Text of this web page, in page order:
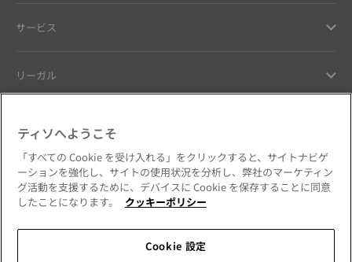
サービス
リーガル
お客様へのお約束
公式SNSをフォローする
ティソへようこそ
「すべての Cookie を受け入れる」をクリックすると、サイトナビゲ
ーションを強化し、サイトの使用状況を分析し、弊社のマーケティン
グ活動を支援するために、デバイスに Cookie を保存することに同意
したことになります。
クッキーポリシー
Cookie 設定